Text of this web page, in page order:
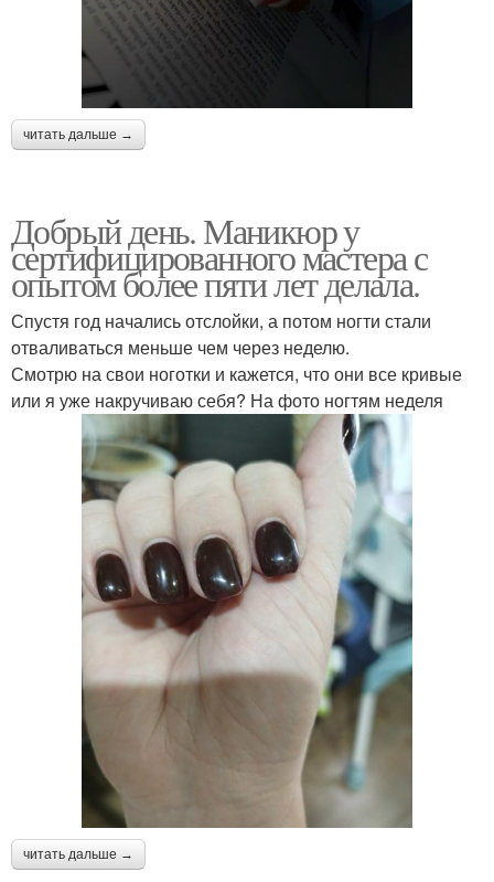
читать дальше →
Добрый день. Маникюр у
сертифицированного мастера с
опытом более пяти лет делала.
Спустя год начались отслойки, а потом ногти стали
отваливаться меньше чем через неделю.
Смотрю на свои ноготки и кажется, что они все кривые
или я уже накручиваю себя? На фото ногтям неделя
читать дальше →